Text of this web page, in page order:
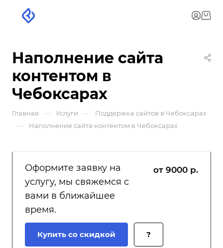
Наполнение сайта
контентом в
Чебоксарах
Главная — Услуги — Поддержка сайтов в Чебоксарах
— Наполнение сайта контентом в Чебоксарах
Оформите заявку на
услугу, мы свяжемся с
вами в ближайшее
время.
от 9000 р.
Купить со скидкой ?